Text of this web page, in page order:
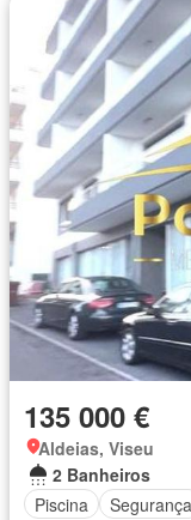
135 000 €
Aldeias, Viseu
2 Banheiros
Piscina
Segurança